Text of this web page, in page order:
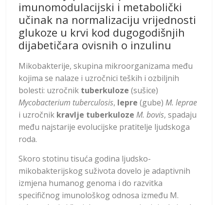
imunomodulacijski i metabolički
učinak na normalizaciju vrijednosti
glukoze u krvi kod dugogodišnjih
dijabetičara ovisnih o inzulinu
Mikobakterije, skupina mikroorganizama među
kojima se nalaze i uzročnici teških i ozbiljnih
bolesti: uzročnik tuberkuloze (sušice)
Mycobacterium tuberculosis, lepre (gube)M. leprae
i uzročnik kravlje tuberkuloze M. bovis, spadaju
među najstarije evolucijske pratitelje ljudskoga
roda.
Skoro stotinu tisuća godina ljudsko-
mikobakterijskog suživota dovelo je adaptivnih
izmjena humanog genoma i do razvitka
specifičnog imunološkog odnosa između M.